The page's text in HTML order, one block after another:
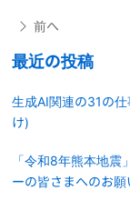
前へ
最近の投稿
生成AI関連の31の
け)
「令和8年熊本地
ーの皆さまへのお願